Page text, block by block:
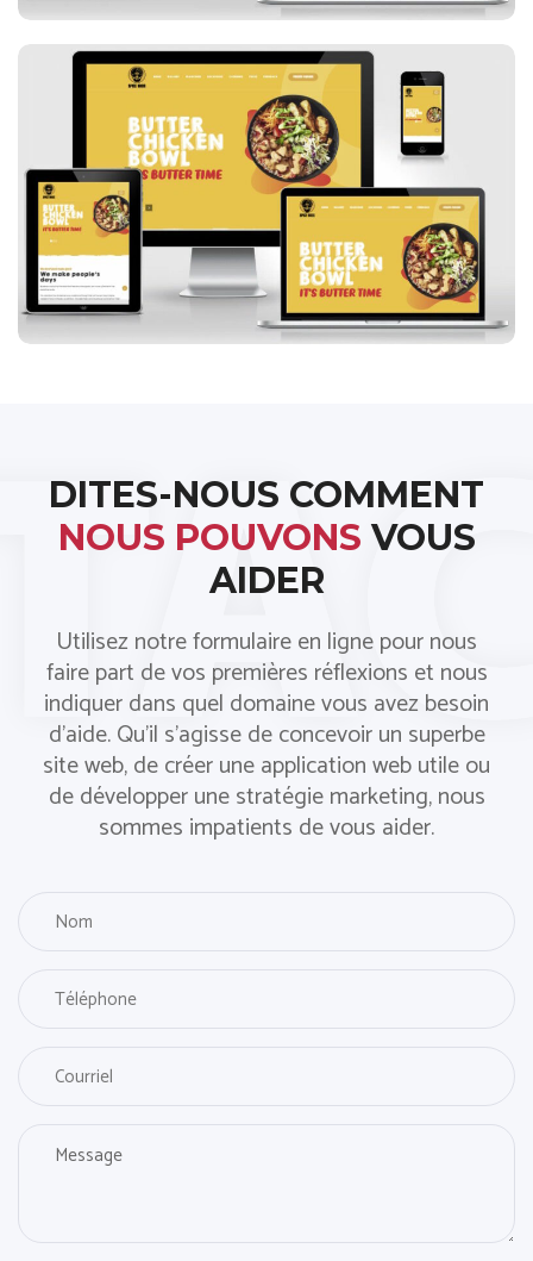
Spice Bros
DITES-NOUS COMMENT
NOUS POUVONS VOUS
AIDER
Utilisez notre formulaire en ligne pour nous
faire part de vos premières réflexions et nous
indiquer dans quel domaine vous avez besoin
d'aide. Qu'il s'agisse de concevoir un superbe
site web, de créer une application web utile ou
de développer une stratégie marketing, nous
sommes impatients de vous aider.